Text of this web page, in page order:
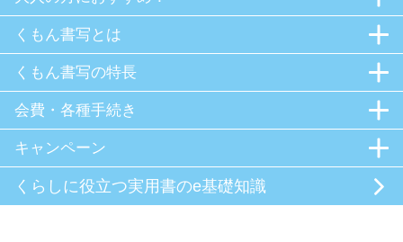
くもん書写とは
くもん書写の特長
会費・各種手続き
キャンペーン
くらしに役立つ実用書のe基礎知識